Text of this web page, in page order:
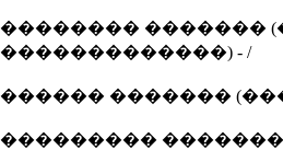
�������� �������
�������������) - /
������ �������
���������